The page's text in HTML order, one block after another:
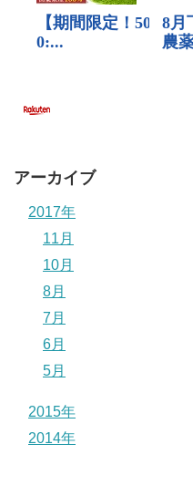
アーカイブ
2017年
11月
10月
8月
7月
6月
5月
2015年
2014年